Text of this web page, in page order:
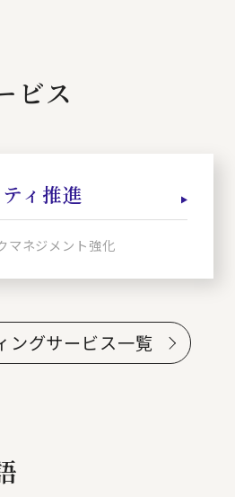
ビス
ィ推進
マネジメント強化
ングサービス一覧